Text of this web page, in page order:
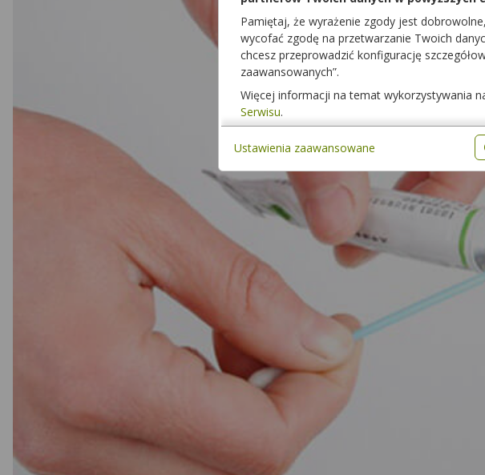
Pamiętaj, że wyrażenie zgody jest
wycofać zgodę na przetwarzanie Twoich
chcesz przeprowadzić konfigurację
zaawansowanych”.
Więcej informacji na temat wykorzystywania
Serwisu.
Ustawienia zaawansowane